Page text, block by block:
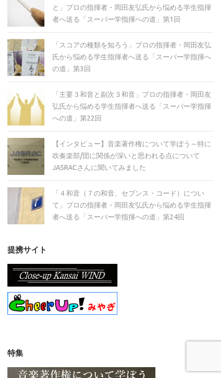
と」プロの指揮者・岡田友弘氏から悩める学生指揮
者へ送る「スーパー学指揮への道」第1回
「スコアの種類を知ろう」プロの指揮者・岡田友弘
氏から悩める学生指揮者へ送る「スーパー学指揮へ
の道」第3回
「主要３和音と副次３和音」プロの指揮者・岡田友
弘氏から悩める学生指揮者へ送る「スーパー学指揮
への道」第22回
【インタビュー】音楽著作権について学ぼう～特に
吹奏楽部/団に関係が深いと思われる点について
JASRACさんに聞いてみました
「４和音（７の和音、セブンス・コード）につい
て」プロの指揮者・岡田友弘氏から悩める学生指揮
者へ送る「スーパー学指揮への道」第24回
提携サイト
特集